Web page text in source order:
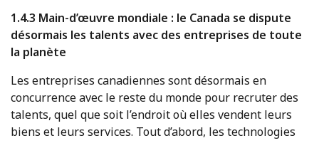
1.4.3 Main-d’œuvre mondiale : le Canada se dispute
désormais les talents avec des entreprises de toute
la planète
Les entreprises canadiennes sont désormais en
concurrence avec le reste du monde pour recruter des
talents, quel que soit l’endroit où elles vendent leurs
biens et leurs services. Tout d’abord, les technologies